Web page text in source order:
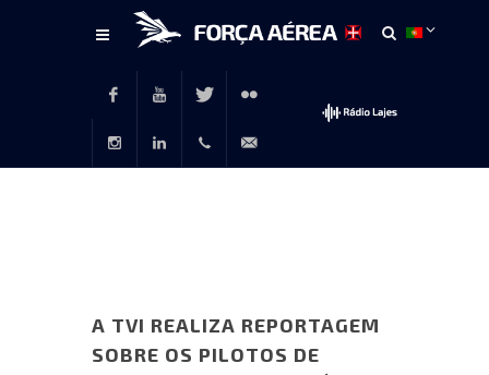
FacebookYoutubeTwitter Flickr
A TVI REALIZA REPORTAGEM
SOBRE OS PILOTOS DE